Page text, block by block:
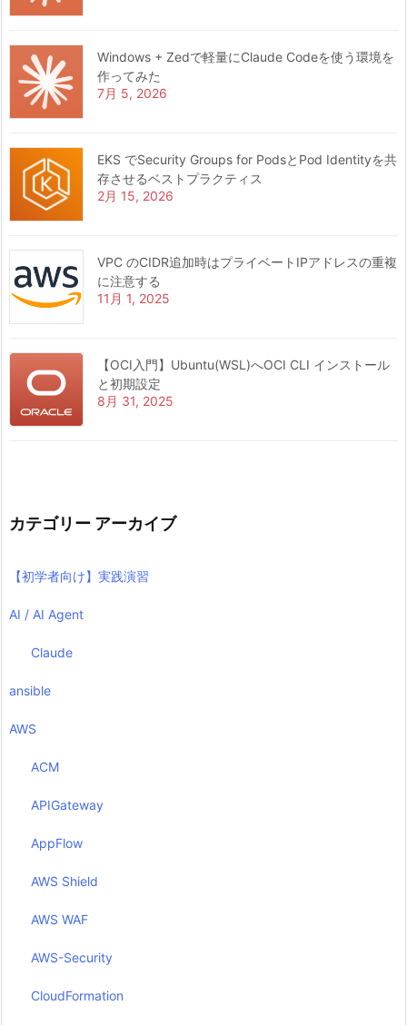
Windows + Zedで軽量にClaude Codeを使う環境を
作ってみた
7月 5, 2026
EKS でSecurity Groups for PodsとPod Identityを共
存させるベストプラクティス
2月 15, 2026
VPC のCIDR追加時はプライベートIPアドレスの重複
に注意する
11月 1, 2025
【OCI入門】Ubuntu(WSL)へOCI CLI インストール
と初期設定
8月 31, 2025
カテゴリー アーカイブ
【初学者向け】実践演習
AI / AI Agent
Claude
ansible
AWS
ACM
APIGateway
AppFlow
AWS Shield
AWS WAF
AWS-Security
CloudFormation